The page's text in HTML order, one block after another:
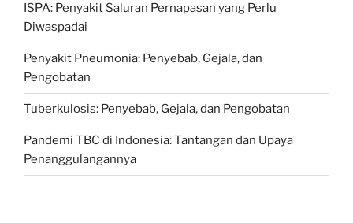
ISPA: Penyakit Saluran Pernapasan yang Perlu
Diwaspadai
Penyakit Pneumonia: Penyebab, Gejala, dan
Pengobatan
Tuberkulosis: Penyebab, Gejala, dan Pengobatan
Pandemi TBC di Indonesia: Tantangan dan Upaya
Penanggulangannya